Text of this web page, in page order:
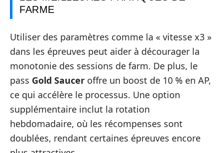
FARME
Utiliser des paramètres comme la « vitesse x3 »
dans les épreuves peut aider à décourager la
monotonie des sessions de farm. De plus, le
pass Gold Saucer offre un boost de 10 % en AP,
ce qui accélère le processus. Une option
supplémentaire inclut la rotation
hebdomadaire, où les récompenses sont
doublées, rendant certaines épreuves encore